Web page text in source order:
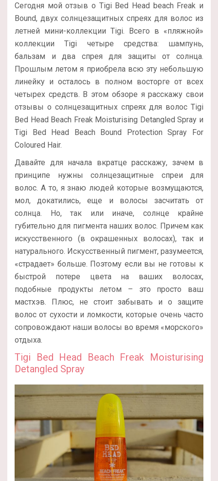
Сегодня мой отзыв о Tigi Bed Head beach Freak и
Bound, двух солнцезащитных спреях для волос из
летней мини-коллекции Tigi. Всего в «пляжной»
коллекции Tigi четыре средства: шампунь,
бальзам и два спрея для защиты от солнца.
Прошлым летом я приобрела всю эту небольшую
линейку и осталось в полном восторге от всех
четырех средств. В этом обзоре я расскажу свои
отзывы о солнцезащитных спреях для волос Tigi
Bed Head Beach Freak Moisturising Detangled Spray и
Tigi Bed Head Beach Bound Protection Spray For
Coloured Hair.
Давайте для начала вкратце расскажу, зачем в
принципе нужны солнцезащитные спреи для
волос. А то, я знаю людей которые возмущаются,
мол, докатились, еще и волосы засчитать от
солнца. Но, так или иначе, солнце крайне
губительно для пигмента наших волос. Причем как
искусственного (в окрашенных волосах), так и
натурального. Искусственный пигмент, разумеется,
«страдает» больше. Поэтому если вы не готовы к
быстрой потере цвета на ваших волосах,
подобные продукты летом – это просто ваш
мастхэв. Плюс, не стоит забывать и о защите
волос от сухости и ломкости, которые очень часто
сопровождают наши волосы во время «морского»
отдыха.
Tigi Bed Head Beach Freak Moisturising
Detangled Spray